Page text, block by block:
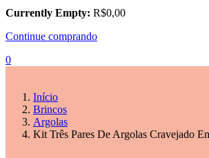
Currently Empty: R$0,00
Continue comprando
0
Início
Brincos
Argolas
Kit Três Pares De Argolas Cravejado